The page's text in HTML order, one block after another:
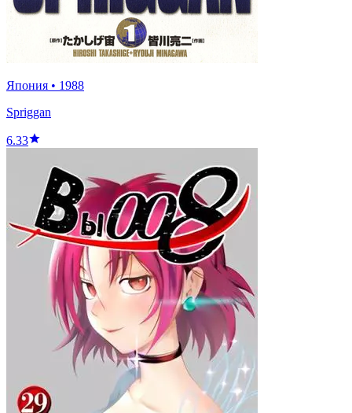
Япония • 1988
Spriggan
6.33